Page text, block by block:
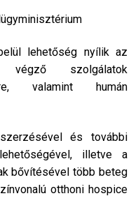
lehetőség nyílik az
szolgálatok
valamint humán
és további
illetve a
bővítésével több beteg
otthoni hospice